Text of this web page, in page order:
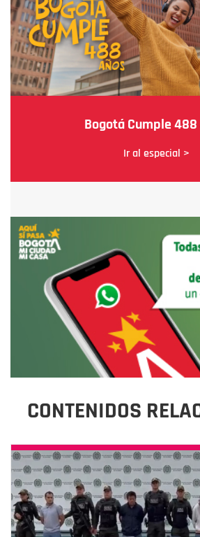
Bogotá Cumple 488
Ir al especial >
CONTENIDOS